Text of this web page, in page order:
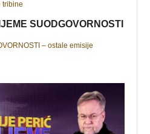
tribine
SUODGOVORNOSTI
– ostale emisije